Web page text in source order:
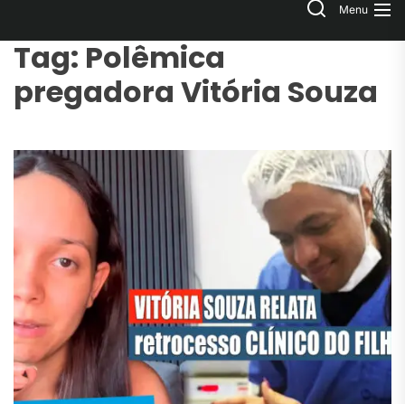
SearchMenu
Tag: Polêmica
pregadora Vitória Souza